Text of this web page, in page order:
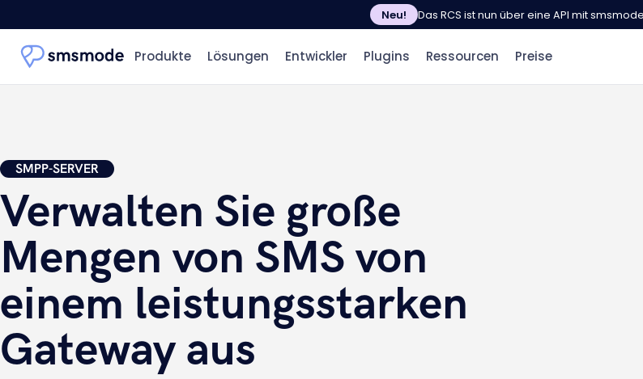
Neu! Das RCS ist nun über eine API mit
Produkte Lösungen Entwickler Plugins Ressourcen Preise
SMPP-SERVER
Verwalten Sie große
Mengen von SMS von
einem leistungsstarken
Gateway aus